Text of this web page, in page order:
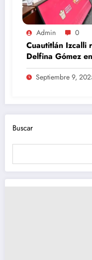
Admin 0
Cuautitlán Izcalli
Delfina Gómez
Mesa de Paz
Septiembre 9,
Buscar